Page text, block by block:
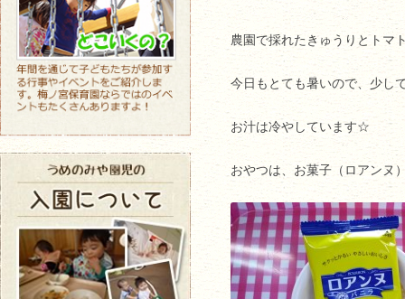
農園で採れたきゅうりとトマ
今日もとても暑いので、少し
お汁は冷やしています☆
おやつは、お菓子（ロアンヌ